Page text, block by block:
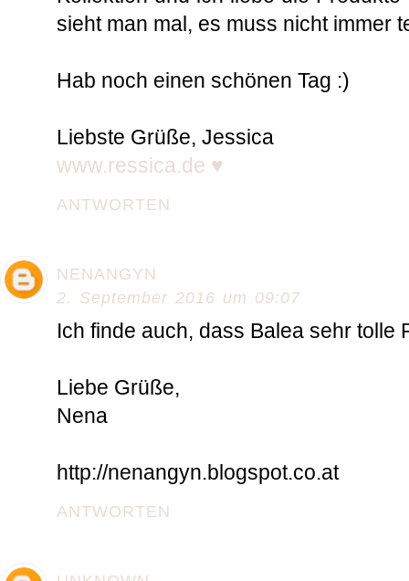
sieht man mal, es muss nicht immer
Hab noch einen schönen Tag :)
Liebste Grüße, Jessica
www.ressica.de ♥
ANTWORTEN
NENANGYN
2. September 2016 um 09:07
Ich finde auch, dass Balea sehr tolle
Liebe Grüße,
Nena
http://nenangyn.blogspot.co.at
ANTWORTEN